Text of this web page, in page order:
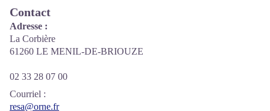
Contact
Adresse :
La Corbière
61260 LE MENIL-DE-BRIOUZE
02 33 28 07 00
Courriel :
resa@orne.fr